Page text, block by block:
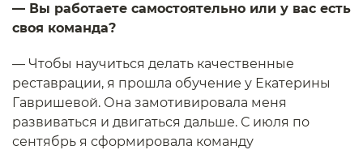
— Вы работаете самостоятельно или у вас есть
своя команда?
— Чтобы научиться делать качественные
реставрации, я прошла обучение у Екатерины
Гавришевой. Она замотивировала меня
развиваться и двигаться дальше. С июля по
сентябрь я сформировала команду